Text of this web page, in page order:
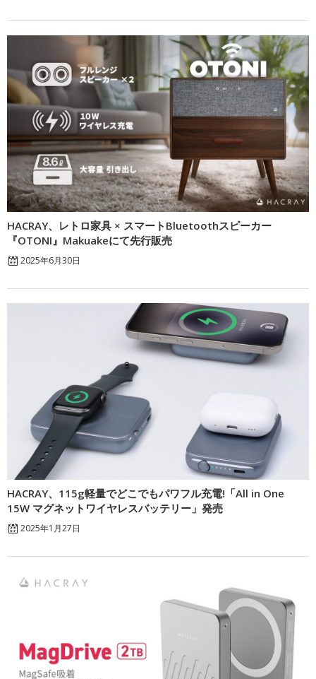
HACRAY、レトロ家具 × スマートBluetoothスピーカー
『OTONI』Makuakeにて先行販売
2025年6月30日
HACRAY、115g軽量でどこでもパワフル充電!「All in One
15W マグネットワイヤレスバッテリー」発売
2025年1月27日